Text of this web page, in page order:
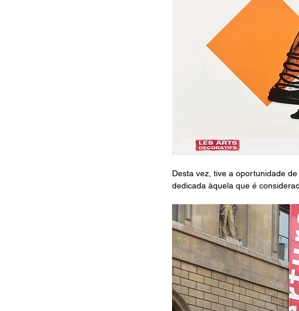
Desta vez, tive a oportunidade
dedicada àquela que é